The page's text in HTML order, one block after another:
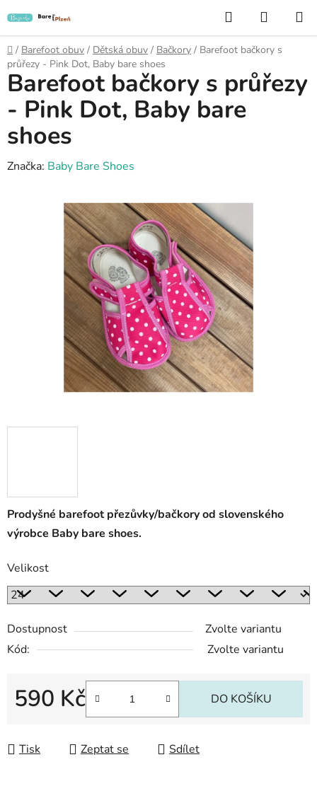
na
obsah
Hledat
KOŠÍK
Domů
/ Barefoot obuv / Dětská obuv / Bačkory / Barefoot bačkory s
průřezy - Pink Dot, Baby bare shoes
Prodyšné barefoot přezůvky/bačkory od slovenského
výrobce Baby bare shoes.
Velikost
Dostupnost
Zvolte variantu
Kód:
Zvolte variantu
590 Kč DO KOŠÍKU
Tisk Zeptat se Sdílet
Barefoot bačkory s průřezy
- Pink Dot, Baby bare
shoes
Značka: Baby Bare Shoes